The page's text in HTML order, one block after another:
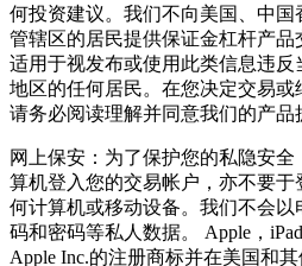
何投资建议。我们不向美国、中
管辖区的居民提供保证金杠杆产
适用于视发布或使用此类信息违
地区的任何居民。在您决定交易或
请务必阅读理解并同意我们的产品
网上保安：为了保护您的私隐安
算机登入您的交易帐户，亦不要
何计算机或移动设备。我们不会
码和密码等私人数据。 Apple，
Apple Inc.的注册商标并在美国和